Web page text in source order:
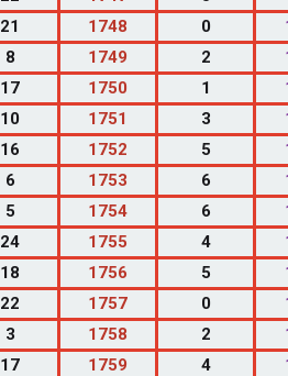
21 1748 0
8 1749 2
17 1750 1
10 1751 3
16 1752 5
6 1753 6
5 1754 6
24 1755 4
18 1756 5
22 1757 0
3 1758 2
17 1759 4